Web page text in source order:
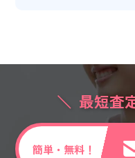
最短査
簡単・無料！